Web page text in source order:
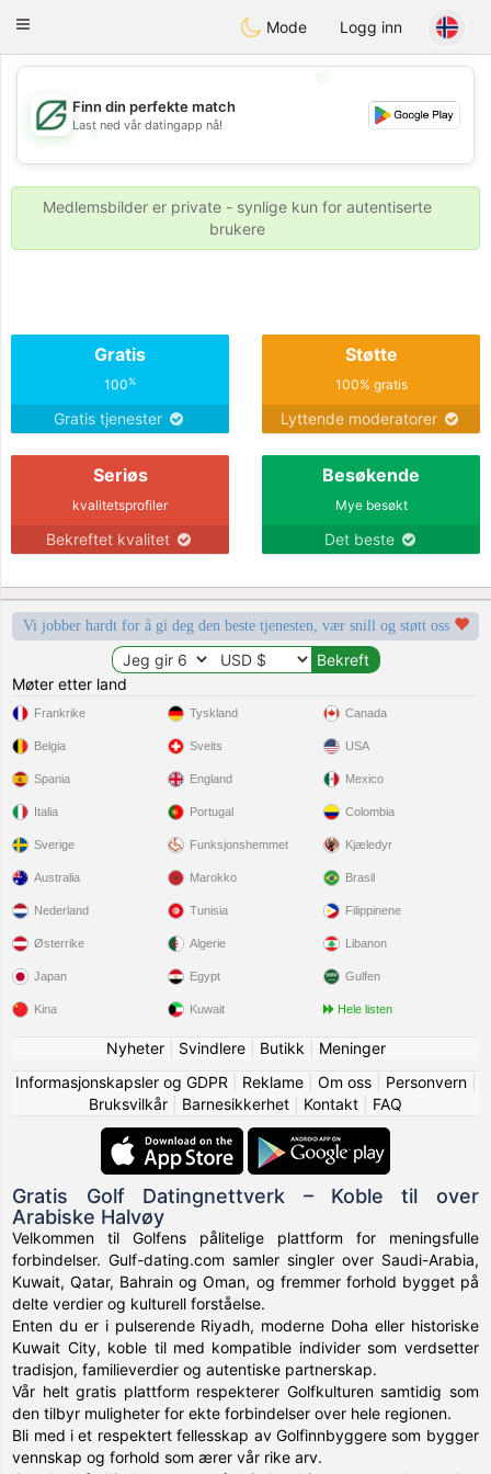
GulfDating
Toggle
Mode Logg inn
💖
💕
💕
Finn din perfekte match
Last ned vår datingapp nå!
Medlemsbilder er private - synlige kun for autentiserte
brukere
Gratis
100%
Gratis tjenester
Støtte
100% gratis
Lyttende moderatorer
Seriøs
kvalitetsprofiler
Bekreftet kvalitet
Besøkende
Mye besøkt
Det beste
Vi jobber hardt for å gi deg den beste tjenesten, vær snill og støtt oss
Møter etter land
Frankrike
Belgia
Spania
Italia
Sverige
Tyskland
Sveits
England
Portugal
Funksjonshemmet
Canada
USA
Mexico
Colombia
Kjæledyr
Australia
Nederland
Østerrike
Japan
Kina
Marokko
Tunisia
Algerie
Egypt
Kuwait
Brasil
Filippinene
Libanon
Gulfen
Hele listen
Nyheter| Svindlere| Butikk
Meninger
Informasjonskapsler og GDPR
Reklame| Om oss| Personvern|
Bruksvilkår
Barnesikkerhet Kontakt FAQ
Gratis Golf Datingnettverk – Koble til over
Arabiske Halvøy
Velkommen til Golfens pålitelige plattform for meningsfulle
forbindelser. Gulf-dating.com samler singler over Saudi-Arabia,
Kuwait, Qatar, Bahrain og Oman, og fremmer forhold bygget på
delte verdier og kulturell forståelse.
Enten du er i pulserende Riyadh, moderne Doha eller historiske
Kuwait City, koble til med kompatible individer som verdsetter
tradisjon, familieverdier og autentiske partnerskap.
Vår helt gratis plattform respekterer Golfkulturen samtidig som
den tilbyr muligheter for ekte forbindelser over hele regionen.
Bli med i et respektert fellesskap av Golfinnbyggere som bygger
vennskap og forhold som ærer vår rike arv.